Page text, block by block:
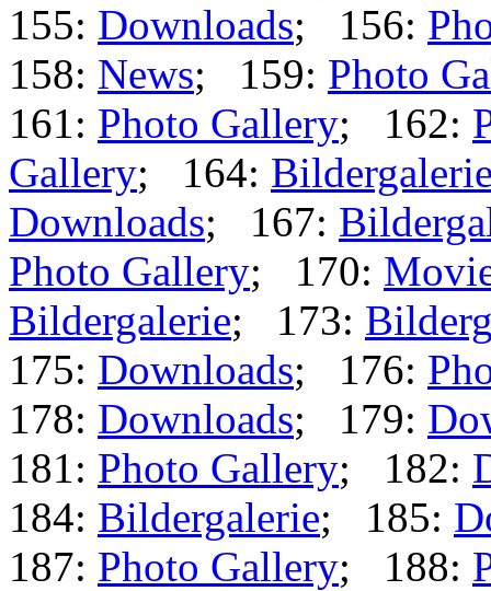
155: Downloads; 156:
158: News; 159: Photo
161: Photo Gallery; 162:
Gallery; 164:
Downloads; 167:
Photo Gallery; 170:
Bildergalerie; 173:
175: Downloads; 176:
178: Downloads; 179:
181: Photo Gallery; 182:
184: Bildergalerie; 185:
187: Photo Gallery; 188: